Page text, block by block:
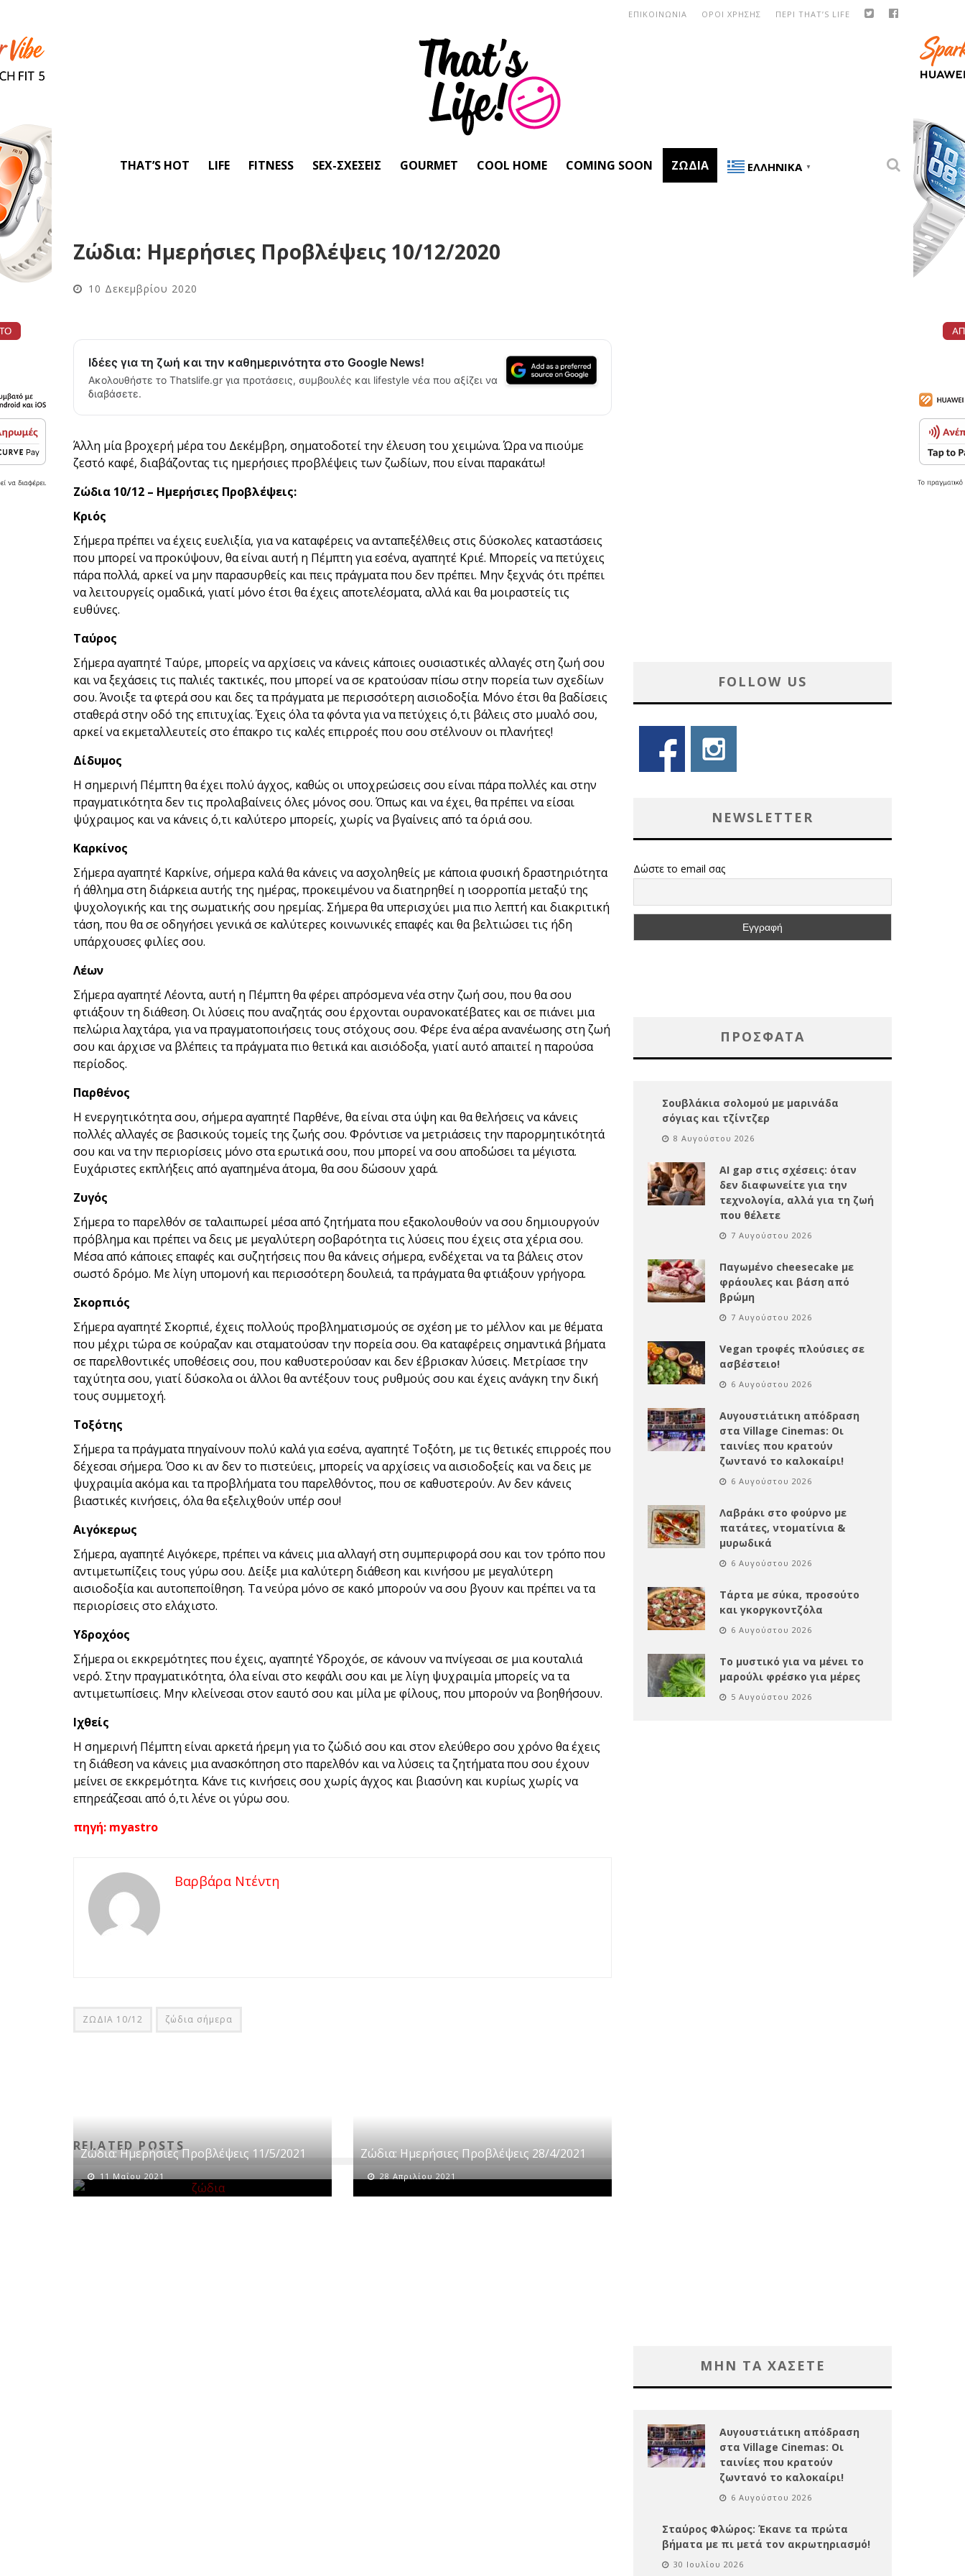
ΠΕΡΙ THAT’S LIFE
ΟΡΟΙ ΧΡΗΣΗΣ
ΕΠΙΚΟΙΝΩΝΙΑ
THAT’S HOT LIFE FITNESS SEX-ΣΧΈΣΕΙΣ GOURMET COOL HOME COMING SOON ΖΏΔΙΑ ΕΛΛΗΝΙΚΆ ▼
Ζώδια: Ημερήσιες Προβλέψεις 10/12/2020
10 Δεκεμβρίου 2020
Ιδέες για τη ζωή και την καθημερινότητα στο Google News!
Ακολουθήστε το Thatslife.gr για προτάσεις, συμβουλές και lifestyle νέα που αξίζει να
διαβάσετε.
Άλλη μία βροχερή μέρα του Δεκέμβρη, σηματοδοτεί την έλευση του χειμώνα. Ώρα να πιούμε
ζεστό καφέ, διαβάζοντας τις ημερήσιες προβλέψεις των ζωδίων, που είναι παρακάτω!
Ζώδια 10/12 – Ημερήσιες Προβλέψεις:
Κριός
Σήμερα πρέπει να έχεις ευελιξία, για να καταφέρεις να ανταπεξέλθεις στις δύσκολες καταστάσεις
που μπορεί να προκύψουν, θα είναι αυτή η Πέμπτη για εσένα, αγαπητέ Κριέ. Μπορείς να πετύχεις
πάρα πολλά, αρκεί να μην παρασυρθείς και πεις πράγματα που δεν πρέπει. Μην ξεχνάς ότι πρέπει
να λειτουργείς ομαδικά, γιατί μόνο έτσι θα έχεις αποτελέσματα, αλλά και θα μοιραστείς τις
ευθύνες.
Ταύρος
Σήμερα αγαπητέ Ταύρε, μπορείς να αρχίσεις να κάνεις κάποιες ουσιαστικές αλλαγές στη ζωή σου
και να ξεχάσεις τις παλιές τακτικές, που μπορεί να σε κρατούσαν πίσω στην πορεία των σχεδίων
σου. Άνοιξε τα φτερά σου και δες τα πράγματα με περισσότερη αισιοδοξία. Μόνο έτσι θα βαδίσεις
σταθερά στην οδό της επιτυχίας. Έχεις όλα τα φόντα για να πετύχεις ό,τι βάλεις στο μυαλό σου,
αρκεί να εκμεταλλευτείς στο έπακρο τις καλές επιρροές που σου στέλνουν οι πλανήτες!
Δίδυμος
Η σημερινή Πέμπτη θα έχει πολύ άγχος, καθώς οι υποχρεώσεις σου είναι πάρα πολλές και στην
πραγματικότητα δεν τις προλαβαίνεις όλες μόνος σου. Όπως και να έχει, θα πρέπει να είσαι
ψύχραιμος και να κάνεις ό,τι καλύτερο μπορείς, χωρίς να βγαίνεις από τα όριά σου.
Καρκίνος
Σήμερα αγαπητέ Καρκίνε, σήμερα καλά θα κάνεις να ασχοληθείς με κάποια φυσική δραστηριότητα
ή άθλημα στη διάρκεια αυτής της ημέρας, προκειμένου να διατηρηθεί η ισορροπία μεταξύ της
ψυχολογικής και της σωματικής σου ηρεμίας. Σήμερα θα υπερισχύει μια πιο λεπτή και διακριτική
τάση, που θα σε οδηγήσει γενικά σε καλύτερες κοινωνικές επαφές και θα βελτιώσει τις ήδη
υπάρχουσες φιλίες σου.
Λέων
Σήμερα αγαπητέ Λέοντα, αυτή η Πέμπτη θα φέρει απρόσμενα νέα στην ζωή σου, που θα σου
φτιάξουν τη διάθεση. Οι λύσεις που αναζητάς σου έρχονται ουρανοκατέβατες και σε πιάνει μια
πελώρια λαχτάρα, για να πραγματοποιήσεις τους στόχους σου. Φέρε ένα αέρα ανανέωσης στη ζωή
σου και άρχισε να βλέπεις τα πράγματα πιο θετικά και αισιόδοξα, γιατί αυτό απαιτεί η παρούσα
περίοδος.
Παρθένος
Η ενεργητικότητα σου, σήμερα αγαπητέ Παρθένε, θα είναι στα ύψη και θα θελήσεις να κάνεις
πολλές αλλαγές σε βασικούς τομείς της ζωής σου. Φρόντισε να μετριάσεις την παρορμητικότητά
σου και να την περιορίσεις μόνο στα ερωτικά σου, που μπορεί να σου αποδώσει τα μέγιστα.
Ευχάριστες εκπλήξεις από αγαπημένα άτομα, θα σου δώσουν χαρά.
Ζυγός
Σήμερα το παρελθόν σε ταλαιπωρεί μέσα από ζητήματα που εξακολουθούν να σου δημιουργούν
πρόβλημα και πρέπει να δεις με μεγαλύτερη σοβαρότητα τις λύσεις που έχεις στα χέρια σου.
Μέσα από κάποιες επαφές και συζητήσεις που θα κάνεις σήμερα, ενδέχεται να τα βάλεις στον
σωστό δρόμο. Με λίγη υπομονή και περισσότερη δουλειά, τα πράγματα θα φτιάξουν γρήγορα.
Σκορπιός
Σήμερα αγαπητέ Σκορπιέ, έχεις πολλούς προβληματισμούς σε σχέση με το μέλλον και με θέματα
που μέχρι τώρα σε κούραζαν και σταματούσαν την πορεία σου. Θα καταφέρεις σημαντικά βήματα
σε παρελθοντικές υποθέσεις σου, που καθυστερούσαν και δεν έβρισκαν λύσεις. Μετρίασε την
ταχύτητα σου, γιατί δύσκολα οι άλλοι θα αντέξουν τους ρυθμούς σου και έχεις ανάγκη την δική
τους συμμετοχή.
Τοξότης
Σήμερα τα πράγματα πηγαίνουν πολύ καλά για εσένα, αγαπητέ Τοξότη, με τις θετικές επιρροές που
δέχεσαι σήμερα. Όσο κι αν δεν το πιστεύεις, μπορείς να αρχίσεις να αισιοδοξείς και να δεις με
ψυχραιμία ακόμα και τα προβλήματα του παρελθόντος, που σε καθυστερούν. Αν δεν κάνεις
βιαστικές κινήσεις, όλα θα εξελιχθούν υπέρ σου!
Αιγόκερως
Σήμερα, αγαπητέ Αιγόκερε, πρέπει να κάνεις μια αλλαγή στη συμπεριφορά σου και τον τρόπο που
αντιμετωπίζεις τους γύρω σου. Δείξε μια καλύτερη διάθεση και κινήσου με μεγαλύτερη
αισιοδοξία και αυτοπεποίθηση. Τα νεύρα μόνο σε κακό μπορούν να σου βγουν και πρέπει να τα
περιορίσεις στο ελάχιστο.
Υδροχόος
Σήμερα οι εκκρεμότητες που έχεις, αγαπητέ Υδροχόε, σε κάνουν να πνίγεσαι σε μια κουταλιά
νερό. Στην πραγματικότητα, όλα είναι στο κεφάλι σου και με λίγη ψυχραιμία μπορείς να τα
αντιμετωπίσεις. Μην κλείνεσαι στον εαυτό σου και μίλα με φίλους, που μπορούν να βοηθήσουν.
Ιχθείς
Η σημερινή Πέμπτη είναι αρκετά ήρεμη για το ζώδιό σου και στον ελεύθερο σου χρόνο θα έχεις
τη διάθεση να κάνεις μια ανασκόπηση στο παρελθόν και να λύσεις τα ζητήματα που σου έχουν
μείνει σε εκκρεμότητα. Κάνε τις κινήσεις σου χωρίς άγχος και βιασύνη και κυρίως χωρίς να
επηρεάζεσαι από ό,τι λένε οι γύρω σου.
πηγή: myastro
Βαρβάρα Ντέντη
ΖΩΔΙΑ 10/12 ζώδια σήμερα
RELATED POSTS
Ζώδια: Ημερήσιες Προβλέψεις 11/5/2021
11 Μαΐου 2021
Ζώδια: Ημερήσιες Προβλέψεις 28/4/2021
28 Απριλίου 2021
FOLLOW US
NEWSLETTER
Δώστε το email σας
ΠΡΌΣΦΑΤΑ
Σουβλάκια σολομού με μαρινάδα
σόγιας και τζίντζερ
8 Αυγούστου 2026
AI gap στις σχέσεις: όταν
δεν διαφωνείτε για την
τεχνολογία, αλλά για τη ζωή
που θέλετε
7 Αυγούστου 2026
Παγωμένο cheesecake με
φράουλες και βάση από
βρώμη
7 Αυγούστου 2026
Vegan τροφές πλούσιες σε
ασβέστειο!
6 Αυγούστου 2026
Αυγουστιάτικη απόδραση
στα Village Cinemas: Οι
ταινίες που κρατούν
ζωντανό το καλοκαίρι!
6 Αυγούστου 2026
Λαβράκι στο φούρνο με
πατάτες, ντοματίνια &
μυρωδικά
6 Αυγούστου 2026
Τάρτα με σύκα, προσούτο
και γκοργκοντζόλα
6 Αυγούστου 2026
Το μυστικό για να μένει το
μαρούλι φρέσκο για μέρες
5 Αυγούστου 2026
ΜΗΝ ΤΑ ΧΑΣΕΤΕ
Αυγουστιάτικη απόδραση
στα Village Cinemas: Οι
ταινίες που κρατούν
ζωντανό το καλοκαίρι!
6 Αυγούστου 2026
Σταύρος Φλώρος: Έκανε τα πρώτα
βήματα με πι μετά τον ακρωτηριασμό!
30 Ιουλίου 2026